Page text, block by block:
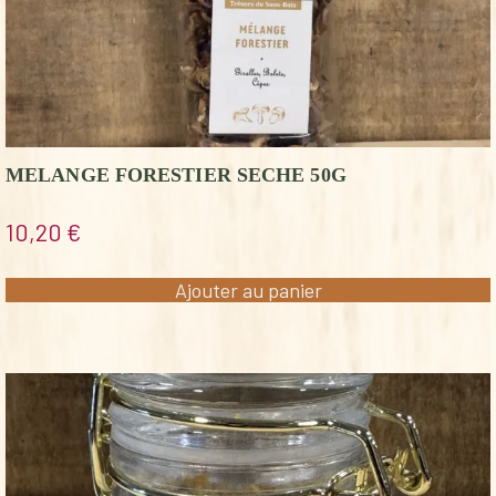
MELANGE FORESTIER SECHE 50G
10,20 €
Ajouter au panier